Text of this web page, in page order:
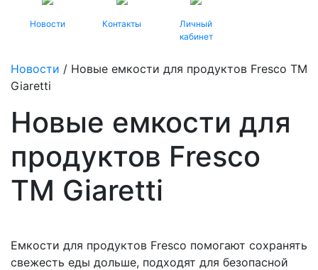
Новости Контакты
Личный
кабинет
Новости / Новые емкости для продуктов Fresco ТМ
Giaretti
Новые емкости для
продуктов Fresco
ТМ Giaretti
Емкости для продуктов Fresco помогают сохранять
свежесть еды дольше, подходят для безопасной